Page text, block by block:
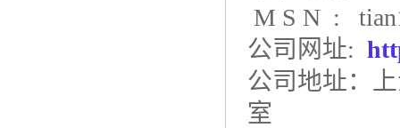
M S N :
公司网址:
公司地址：
室